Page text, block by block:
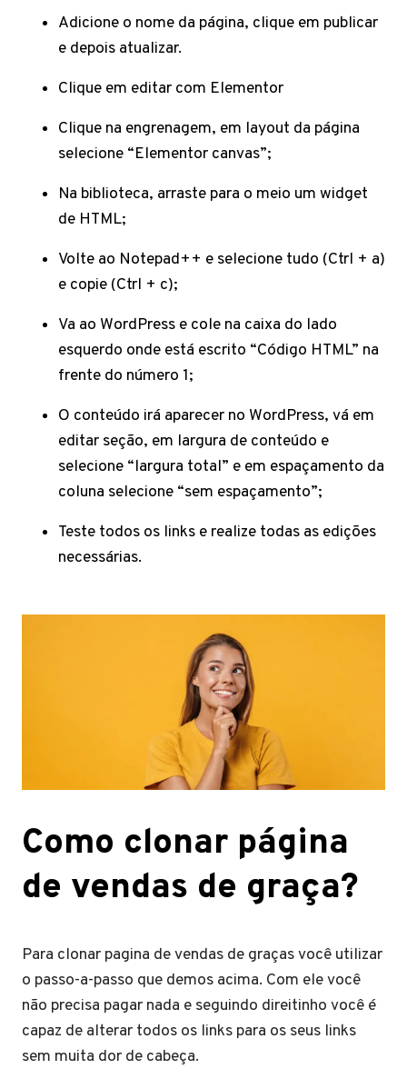
Adicione o nome da página, clique em publicar
e depois atualizar.
Clique em editar com Elementor
Clique na engrenagem, em layout da página
selecione “Elementor canvas”;
Na biblioteca, arraste para o meio um widget
de HTML;
Volte ao Notepad++ e selecione tudo (Ctrl + a)
e copie (Ctrl + c);
Va ao WordPress e cole na caixa do lado
esquerdo onde está escrito “Código HTML” na
frente do número 1;
O conteúdo irá aparecer no WordPress, vá em
editar seção, em largura de conteúdo e
selecione “largura total” e em espaçamento da
coluna selecione “sem espaçamento”;
Teste todos os links e realize todas as edições
necessárias.
Como clonar página
de vendas de graça?
Para clonar pagina de vendas de graças você utilizar
o passo-a-passo que demos acima. Com ele você
não precisa pagar nada e seguindo direitinho você é
capaz de alterar todos os links para os seus links
sem muita dor de cabeça.